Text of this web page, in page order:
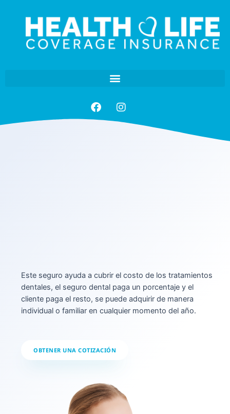
Este seguro ayuda a cubrir el costo de los tratamientos
dentales, el seguro dental paga un porcentaje y el
cliente paga el resto, se puede adquirir de manera
individual o familiar en cualquier momento del año.
OBTENER UNA COTIZACIÓN